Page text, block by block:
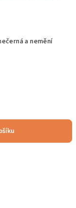
a nemění